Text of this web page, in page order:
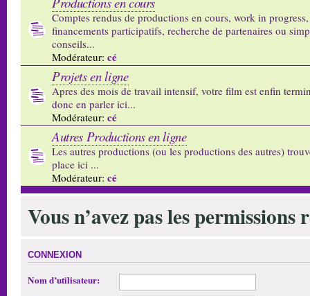
Comptes rendus de productions en cours, work in
financements participatifs, recherche de partenaires ou
conseils...
Modérateur: cé
Projets en ligne
Apres des mois de travail intensif, votre film est enfin
donc en parler ici...
Modérateur: cé
Autres Productions en ligne
Les autres productions (ou les productions des autres)
place ici ...
Modérateur: cé
Vous n’avez pas les
CONNEXION
Nom d’utilisateur: